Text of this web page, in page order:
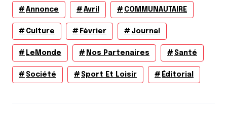
Annonce Avril COMMUNAUTAIRE
Culture Février Journal
LeMonde Nos Partenaires Santé
Société Sport Et Loisir Éditorial